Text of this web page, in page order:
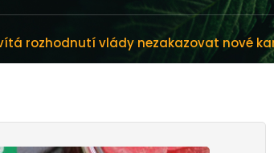
rozhodnutí vlády nezakazovat nové